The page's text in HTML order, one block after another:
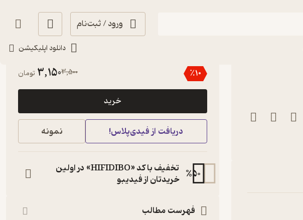
ورود / ثبت‌نام
دانلود اپلیکیشن
٪10
3,500
3,150 تومان
خرید
دریافت از فیدی‌پلاس! نمونه
%50
تخفیف با کد «HIFIDIBO» در اولین
خریدتان از فیدیبو
فهرست مطالب